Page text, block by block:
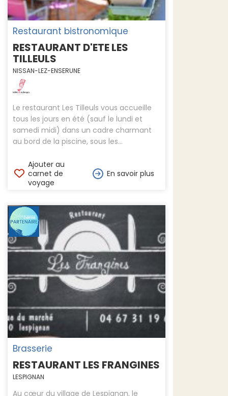
Restaurant bistronomique
RESTAURANT D'ETE LES
TILLEULS
NISSAN-LEZ-ENSERUNE
Le restaurant Les Tilleuls vous accueille
tous les jours en été (sauf le lundi et
samedi midi) dans un cadre charmant
au bord de la piscine, sous les...
Ajouter au
carnet de
voyage
En savoir plus
Brasserie
RESTAURANT LES FRANGINES
LESPIGNAN
Au cœur du village de Lespignan, le